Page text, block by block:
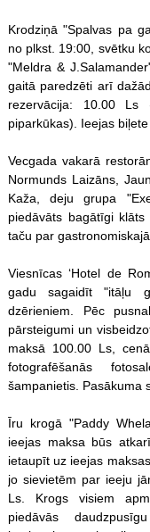
Krodziņā "Spalvas pa
no plkst. 19:00, svētku
"Meldra &
gaitā paredzēti arī
rezervācija: 10.00 Ls
piparkūkas). Ieejas
Vecgada vakarā
Normunds Laizāns,
Kaža, deju grupa
piedāvāts bagātīgi
taču par
Viesnīcas ‘Hotel de
gadu sagaidīt "itāļu
dzērieniem. Pēc
pārsteigumi un
maksā 100.00 Ls,
fotografēšanās
šampanietis. Pasākuma
Īru krogā "Paddy
ieejas maksa būs
ietaupīt uz ieejas
jo sievietēm par ieeju
Ls. Krogs visiem
piedāvās